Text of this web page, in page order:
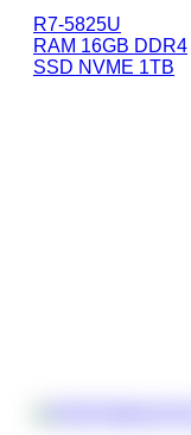
R7-5825U
RAM 16GB DDR4
SSD NVME 1TB